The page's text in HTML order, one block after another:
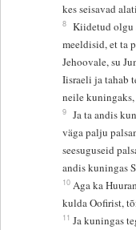
kes seisavad
8 Kiidetud olgu
meeldisid, et ta
Jehoovale, su
Iisraeli ja tahab
neile
9 Ja ta andis
väga palju
seesuguseid
andis kuningas
10 Aga ka
kulda Oofirist,
11 Ja kuningas